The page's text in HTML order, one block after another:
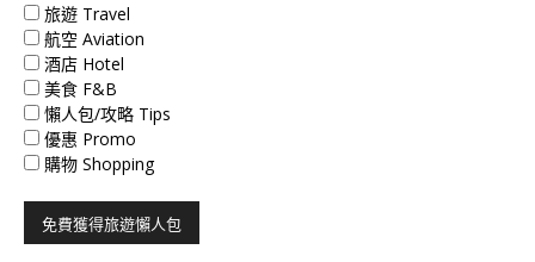
旅遊 Travel
航空 Aviation
酒店 Hotel
美食 F&B
懶人包/攻略 Tips
優惠 Promo
購物 Shopping